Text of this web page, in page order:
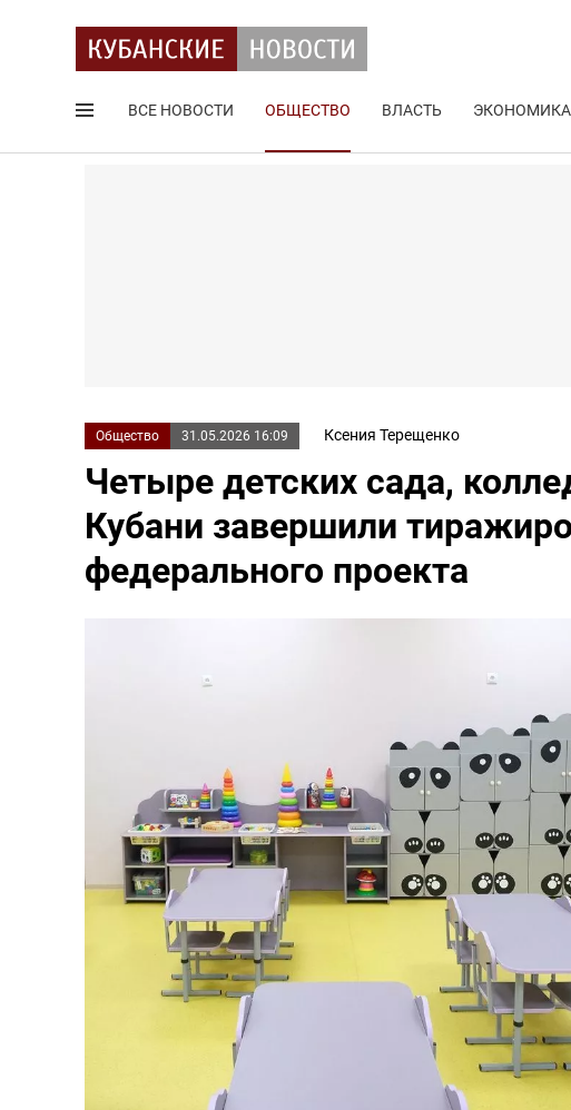
ВСЕ НОВОСТИ ОБЩЕСТВО ВЛАСТЬ ЭКОНОМИКА
Общество 31.05.2026 16:09 Ксения Терещенко
Четыре детских сада,
Кубани завершили
федерального проекта